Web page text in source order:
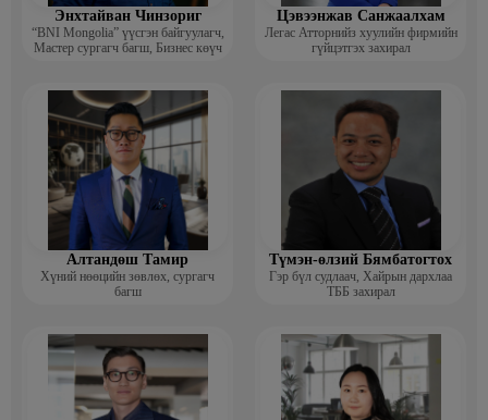
Энхтайван Чинзориг
“BNI Mongolia” үүсгэн байгуулагч,
Мастер сургагч багш, Бизнес көүч
Цэвээнжав Санжаалхам
Легас Атторнийз хуулийн фирмийн
гүйцэтгэх захирал
Алтандөш Тамир
Хүний нөөцийн зөвлөх, сургагч
багш
Түмэн-өлзий Бямбатогтох
Гэр бүл судлаач, Хайрын дархлаа
ТББ захирал